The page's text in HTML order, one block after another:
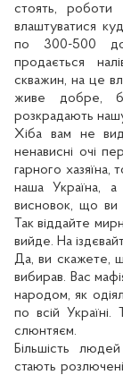
стоять, роботи
влаштуватися
по 300-500
продається
скважин, на це
живе добре,
розкрадають
Хіба вам не
ненависні очі
гарного хазяїна,
наша Україна,
висновок, що ви
Так віддайте
вийде. На
Да, ви скажете,
вибирав. Вас
народом, як
по всій Україні.
слюнтяєм.
Більшість
стають